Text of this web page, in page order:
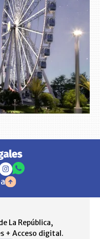
La República,
+ Acceso digital.